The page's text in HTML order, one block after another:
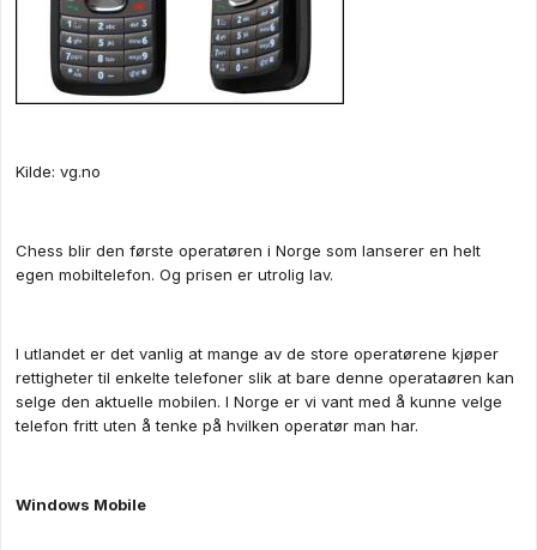
Kilde: vg.no
Chess blir den første operatøren i Norge som lanserer en helt
egen mobiltelefon. Og prisen er utrolig lav.
I utlandet er det vanlig at mange av de store operatørene kjøper
rettigheter til enkelte telefoner slik at bare denne operataøren kan
selge den aktuelle mobilen. I Norge er vi vant med å kunne velge
telefon fritt uten å tenke på hvilken operatør man har.
Windows Mobile